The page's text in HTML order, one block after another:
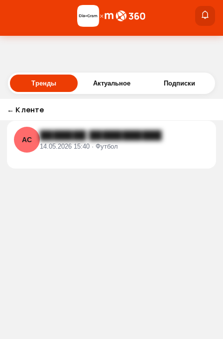
Войти
×
Тренды Актуальное Подписки
← К ленте
АС ███████ ███████████
14.05.2026 15:40 · Футбол